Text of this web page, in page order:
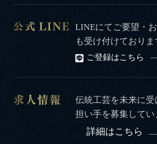
LINEにてご要望・
も受け付けておりま
ご登録はこちら
伝統工芸を未来に受
担い手を募集してい
詳細はこちら